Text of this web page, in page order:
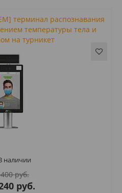
терминал распознавания
температуры тела и
на турникет
наличии
руб.
руб.